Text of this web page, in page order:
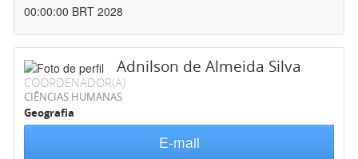
00:00:00 BRT 2028
Adnilson de Almeida Silva
COORDENADOR(A)
CIÊNCIAS HUMANAS
Geografia
E-mail